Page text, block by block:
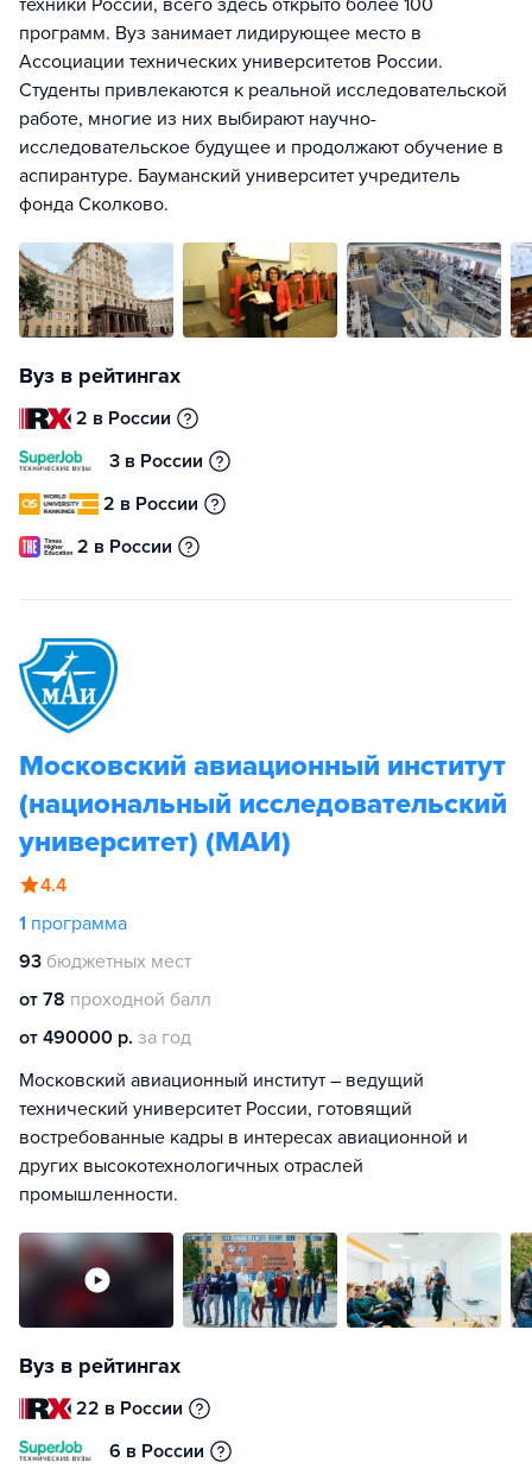
техники России, всего здесь открыто более 100
программ. Вуз занимает лидирующее место в
Ассоциации технических университетов России.
Студенты привлекаются к реальной исследовательской
работе, многие из них выбирают научно-
исследовательское будущее и продолжают обучение в
аспирантуре. Бауманский университет учредитель
фонда Сколково.
Вуз в рейтингах
2 в России
3 в России
2 в России
2 в России
Московский авиационный институт
(национальный исследовательский
университет) (МАИ)
4.4
1 программа
93 бюджетных мест
от 78 проходной балл
от 490000 р. за год
Московский авиационный институт – ведущий
технический университет России, готовящий
востребованные кадры в интересах авиационной и
других высокотехнологичных отраслей
промышленности.
Вуз в рейтингах
22 в России
6 в России